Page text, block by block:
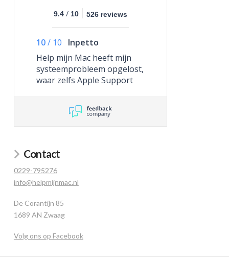
9.4 / 10 526 reviews
10/ 10
Inpetto
Help mijn Mac heeft mijn
systeemprobleem opgelost,
waar zelfs Apple Support
Contact
0229-795276
info@helpmijnmac.nl
De Corantijn 85
1689 AN Zwaag
Volg ons op Facebook